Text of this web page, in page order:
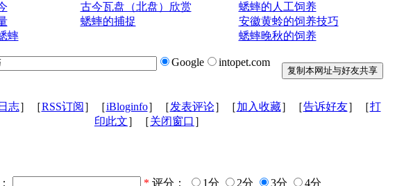
蟀
古今瓦盘（北盘）欣赏
蟋蟀的捕捉
蟋蟀的人工饲养
安徽黄蛉的饲养技巧
蟋蟀晚秋的饲养
Google intopet.com
志］［RSS订阅 ］［iBloginfo］［发表评论］［加入收藏］［告诉好友］［打
印此文］［关闭窗口 ］
* 评分： 1分 2分 3分 4分